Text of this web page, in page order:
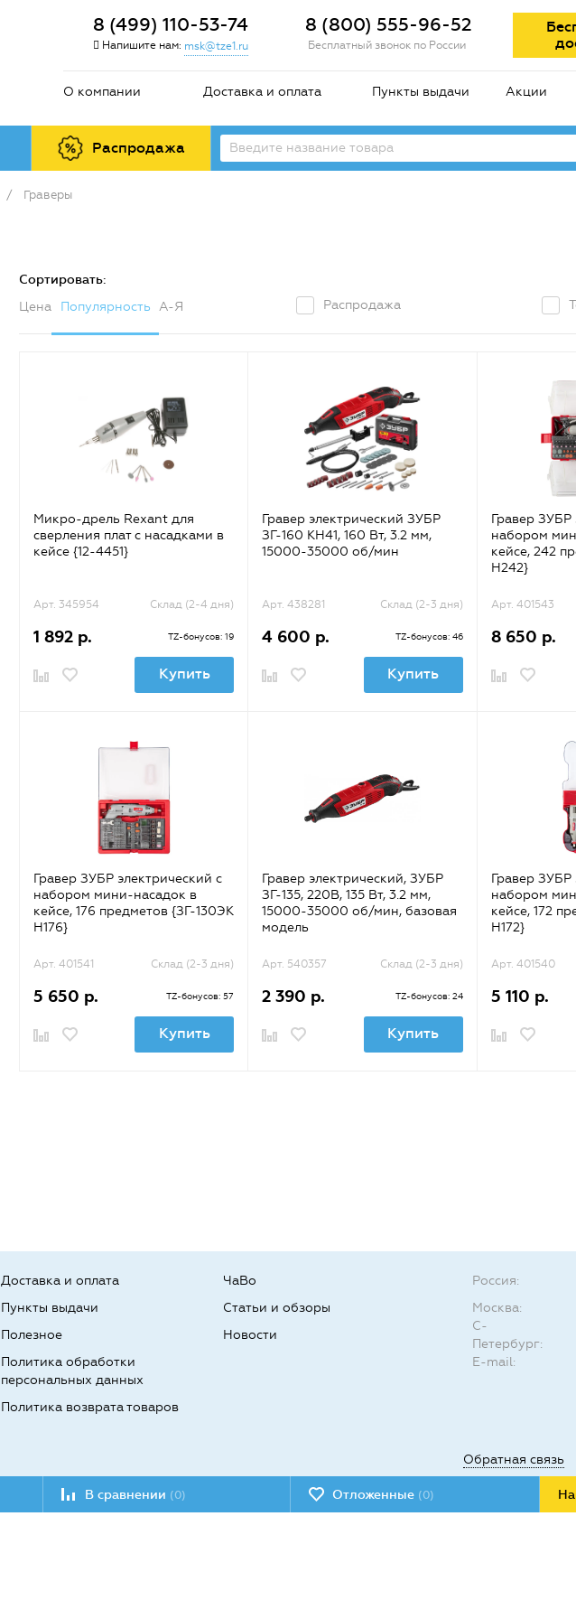
8 (499) 110-53-74
Напишите нам: msk@tze1.ru
8 (800) 555-96-52
Бесплатный звонок по России
О компании Доставка и оплата Пункты выдачи Акции
Распродажа
/ Граверы
Сортировать:
Цена
Популярность А-Я Распродажа
Микро-дрель Rexant для
сверления плат с насадками в
кейсе {12-4451}
Арт. 345954 Склад (2-4 дня)
1 892 р. TZ-бонусов: 19
Купить
Гравер электрический ЗУБР
ЗГ-160 КН41, 160 Вт, 3.2 мм,
15000-35000 об/мин
Арт. 438281 Склад (2-3 дня)
4 600 р. TZ-бонусов: 46
Купить
Гравер ЗУБР
набором
кейсе, 242
H242}
Арт. 401543
8 650 р.
Гравер ЗУБР электрический с
набором мини-насадок в
кейсе, 176 предметов {ЗГ-130ЭК
H176}
Арт. 401541 Склад (2-3 дня)
5 650 р. TZ-бонусов: 57
Купить
Гравер электрический, ЗУБР
ЗГ-135, 220В, 135 Вт, 3.2 мм,
15000-35000 об/мин, базовая
модель
Арт. 540357 Склад (2-3 дня)
2 390 р. TZ-бонусов: 24
Купить
Гравер ЗУБР
набором
кейсе, 172
H172}
Арт. 401540
5 110 р.
Доставка и оплата
Пункты выдачи
Полезное
ЧаВо
Статьи и обзоры
Новости
Политика обработки
персональных данных
Политика возврата товаров
Россия:
Москва:
С-
Петербург:
E-mail:
Обратная связь
В сравнении (0) Отложенные (0)